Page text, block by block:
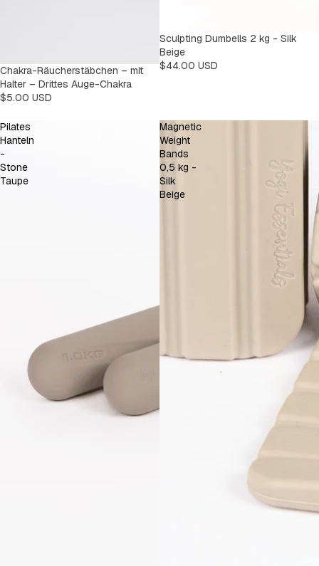
Chakra-Räucherstäbchen – mit
Halter – Drittes Auge-Chakra
$5.00 USD
Sculpting Dumbells 2 kg - Silk
Beige
$44.00 USD
Pilates
Hanteln
-
Stone
Taupe
Magnetic
Weight
Bands
0,5 kg -
Silk
Beige